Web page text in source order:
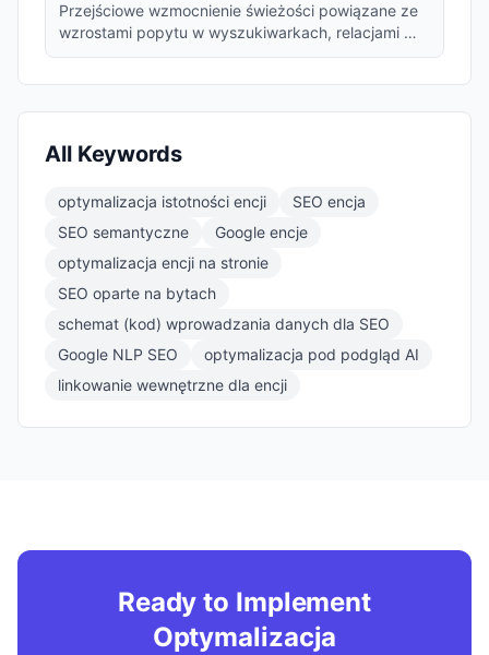
Przejściowe wzmocnienie świeżości powiązane ze
wzrostami popytu w wyszukiwarkach, relacjami …
All Keywords
optymalizacja istotności encji
SEO encja
SEO semantyczne
Google encje
optymalizacja encji na stronie
SEO oparte na bytach
schemat (kod) wprowadzania danych dla SEO
Google NLP SEO
optymalizacja pod podgląd AI
linkowanie wewnętrzne dla encji
Ready to Implement
Optymalizacja